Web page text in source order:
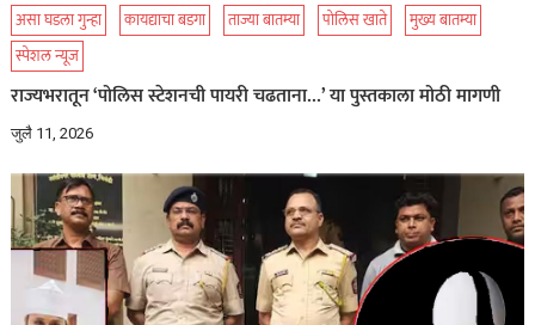
असा घडला गुन्हा कायद्याचा बडगा ताज्या बातम्या पोलिस खाते
मुख्य बातम्या
स्पेशल न्यूज
राज्यभरातून ‘पोलिस स्टेशनची पायरी चढताना…’ या पुस्तकाला मोठी मागणी
जुलै 11, 2026